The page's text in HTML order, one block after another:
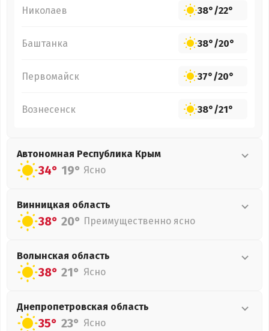
Николаев 38°/22°
Баштанка 38°/20°
Первомайск 37°/20°
Вознесенск 38°/21°
Автономная Республика Крым
34° 19° Ясно
Винницкая область
38° 20° Преимущественно ясно
Волынская область
38° 21° Ясно
Днепропетровская область
35° 23° Ясно